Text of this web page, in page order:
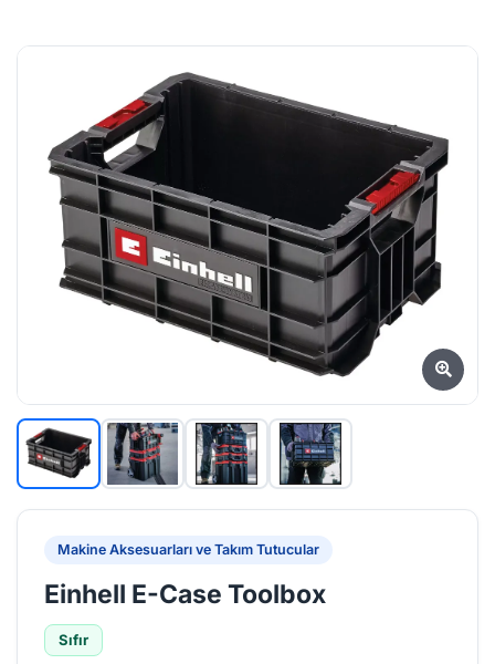
Makine Aksesuarları ve Takım Tutucular
Einhell E-Case Toolbox
Sıfır